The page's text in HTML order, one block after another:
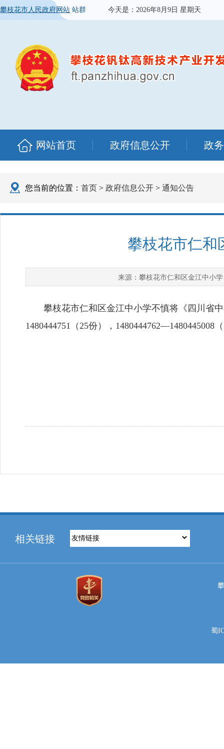
攀枝花市人民政府网站 站群 今天是： 2026年8月9日 星期天
网站首页 政府信息公开 政
您当前的位置： 首页 > 政府信息公开 > 通知公告
攀枝花市仁和
来源： 攀枝花市仁和区金江中小学
攀枝花市仁和区金江中小学不慎将《四川省中
1480444751（25份），1480444762—1480445008
相关链接
蜀